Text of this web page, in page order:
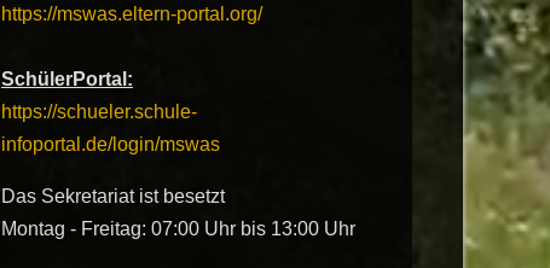
https://mswas.eltern-portal.org/
SchülerPortal:
https://schueler.schule-
infoportal.de/login/mswas
Das Sekretariat ist besetzt
Montag - Freitag: 07:00 Uhr bis 13:00 Uhr